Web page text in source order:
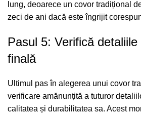
lung, deoarece un covor tradițional
zeci de ani dacă este îngrijit
Pasul 5: Verifică
finală
Ultimul pas în alegerea unui covor
verificare amănunțită a tuturor
calitatea și durabilitatea sa. Acest